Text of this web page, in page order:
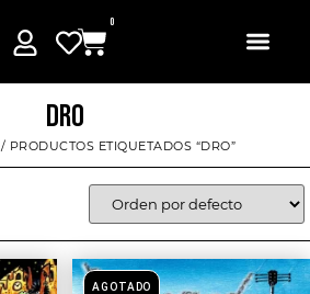
0
DRO
/ PRODUCTOS ETIQUETADOS “DRO”
AGOTADO